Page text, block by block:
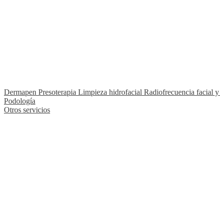
Dermapen Presoterapia Limpieza hidrofacial Radiofrecuencia facial
Podología
Otros servicios